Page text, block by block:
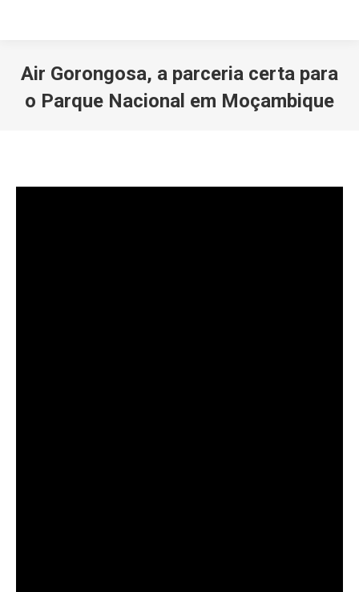
Air Gorongosa, a parceria certa para
o Parque Nacional em Moçambique